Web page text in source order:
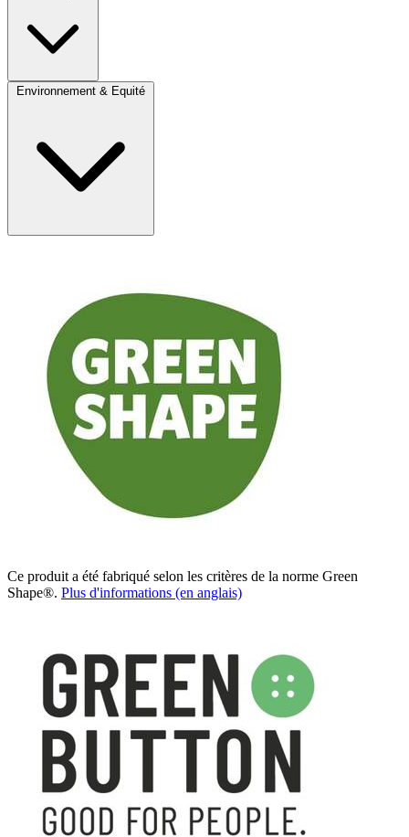
Environnement & Equité
Ce produit a été fabriqué selon les critères de la norme Green
Shape®. Plus d'informations (en anglais)